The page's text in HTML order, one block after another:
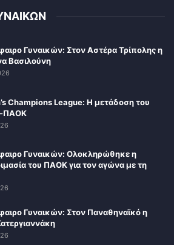
Γυναικών: Στον Αστέρα Τρίπολης η
Βασιλούνη
Champions League: Η μετάδοση του
ΠΑΟΚ
Γυναικών: Ολοκληρώθηκε η
του ΠΑΟΚ για τον αγώνα με τη
Γυναικών: Στον Παναθηναϊκό η